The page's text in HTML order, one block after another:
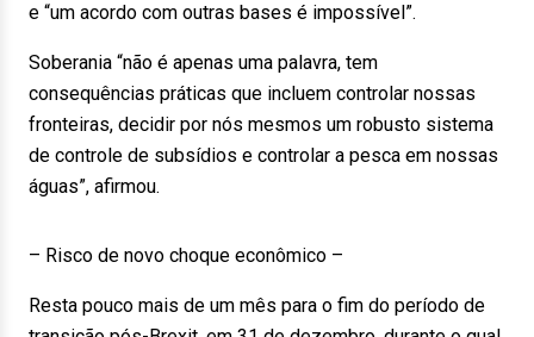
e “um acordo com outras bases é impossível”.
Soberania “não é apenas uma palavra, tem
consequências práticas que incluem controlar nossas
fronteiras, decidir por nós mesmos um robusto sistema
de controle de subsídios e controlar a pesca em nossas
águas”, afirmou.
– Risco de novo choque econômico –
Resta pouco mais de um mês para o fim do período de